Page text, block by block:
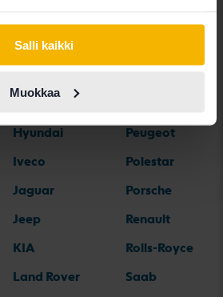
Salli kaikki
Muokkaa
Automerkit
Hyundai
Iveco
Jaguar
Jeep
KIA
Land Rover
Peugeot
Polestar
Porsche
Renault
Rolls-Royce
Saab